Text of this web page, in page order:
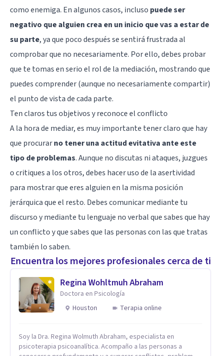
como enemiga. En algunos casos, incluso puede ser
negativo que alguien crea en un inicio que vas a estar de
su parte, ya que poco después se sentirá frustrada al
comprobar que no necesariamente. Por ello, debes probar
que te tomas en serio el rol de la mediación, mostrando que
puedes comprender (aunque no necesariamente compartir)
el punto de vista de cada parte.
Ten claros tus objetivos y reconoce el conflicto
A la hora de mediar, es muy importante tener claro que hay
que procurarno tener una actitud evitativa ante este
tipo de problemas. Aunque no discutas ni ataques, juzgues
o critiques a los otros, debes hacer uso de laasertividad
para mostrar que eres alguien en la misma posición
jerárquica que el resto. Debes comunicar mediante tu
discurso y mediante tu lenguaje no verbal que sabes que hay
un conflicto y que sabes que las personas con las que tratas
también lo saben.
Encuentra los mejores profesionales cerca de ti
Regina Wohltmuh Abraham
Doctora en Psicología
Houston
Terapia online
Soy la Dra. Regina Wolmuth Abraham, especialista en
psicoterapia psicoanalítica. Acompaño a las personas a